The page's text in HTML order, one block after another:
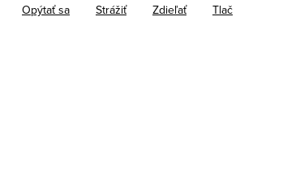
Tlač
Opýtať sa Strážiť Zdieľať